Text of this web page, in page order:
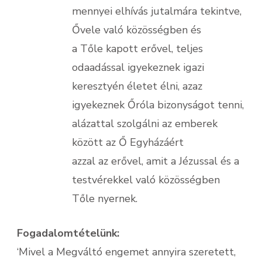
mennyei elhívás jutalmára tekintve,
Ővele való közösségben és
a Tőle kapott erővel, teljes
odaadással igyekeznek igazi
keresztyén életet élni, azaz
igyekeznek Őróla bizonyságot tenni,
alázattal szolgálni az emberek
között az Ő Egyházáért
azzal az erővel, amit a Jézussal és a
testvérekkel való közösségben
Tőle nyernek.
Fogadalomtételünk:
‘Mivel a Megváltó engemet annyira szeretett,